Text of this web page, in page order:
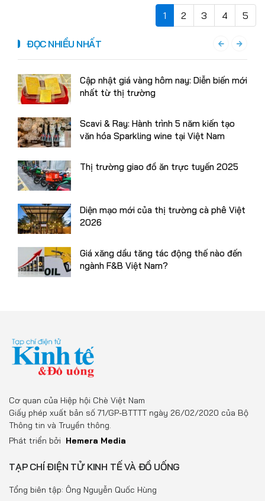
1 2 3 4 5
ĐỌC NHIỀU NHẤT
Cập nhật giá vàng hôm nay: Diễn biến mới
nhất từ thị trường
Scavi & Ray: Hành trình 5 năm kiến tạo
văn hóa Sparkling wine tại Việt Nam
Thị trường giao đồ ăn trực tuyến 2025
Diện mạo mới của thị trường cà phê Việt
2026
Giá xăng dầu tăng tác động thế nào đến
ngành F&B Việt Nam?
Cơ quan của Hiệp hội Chè Việt Nam
Giấy phép xuất bản số 71/GP-BTTTT ngày 26/02/2020 của Bộ
Thông tin và Truyền thông.
Phát triển bởi Hemera Media
TẠP CHÍ ĐIỆN TỬ KINH TẾ VÀ ĐỒ UỐNG
Tổng biên tập: Ông Nguyễn Quốc Hùng